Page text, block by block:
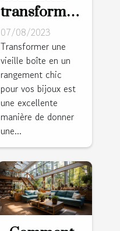
transformer
une vieille
boîte en un
rangement
chic pour
vos bijoux
07/08/2023
Transformer une
vieille boîte en un
rangement chic
pour vos bijoux est
une excellente
manière de donner
une...